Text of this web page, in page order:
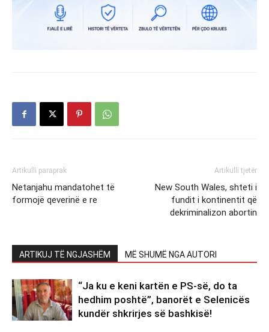
Artikulli paraprak
Netanjahu mandatohet të
formojë qeverinë e re
Artikulli tjetër
New South Wales, shteti i
fundit i kontinentit që
dekriminalizon abortin
ARTIKUJ TË NGJASHËM MË SHUMË NGA AUTORI
“Ja ku e keni kartën e PS-së, do ta
hedhim poshtë”, banorët e Selenicës
kundër shkrirjes së bashkisë!